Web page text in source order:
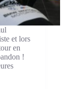
et lors
en
!